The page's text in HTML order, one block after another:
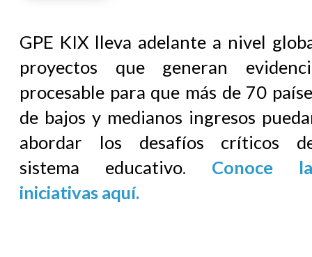
GPE KIX lleva adelante a nivel
proyectos que generan
procesable para que más de 70
de bajos y medianos ingresos
abordar los desafíos críticos
sistema educativo. Conoce
iniciativas aquí.